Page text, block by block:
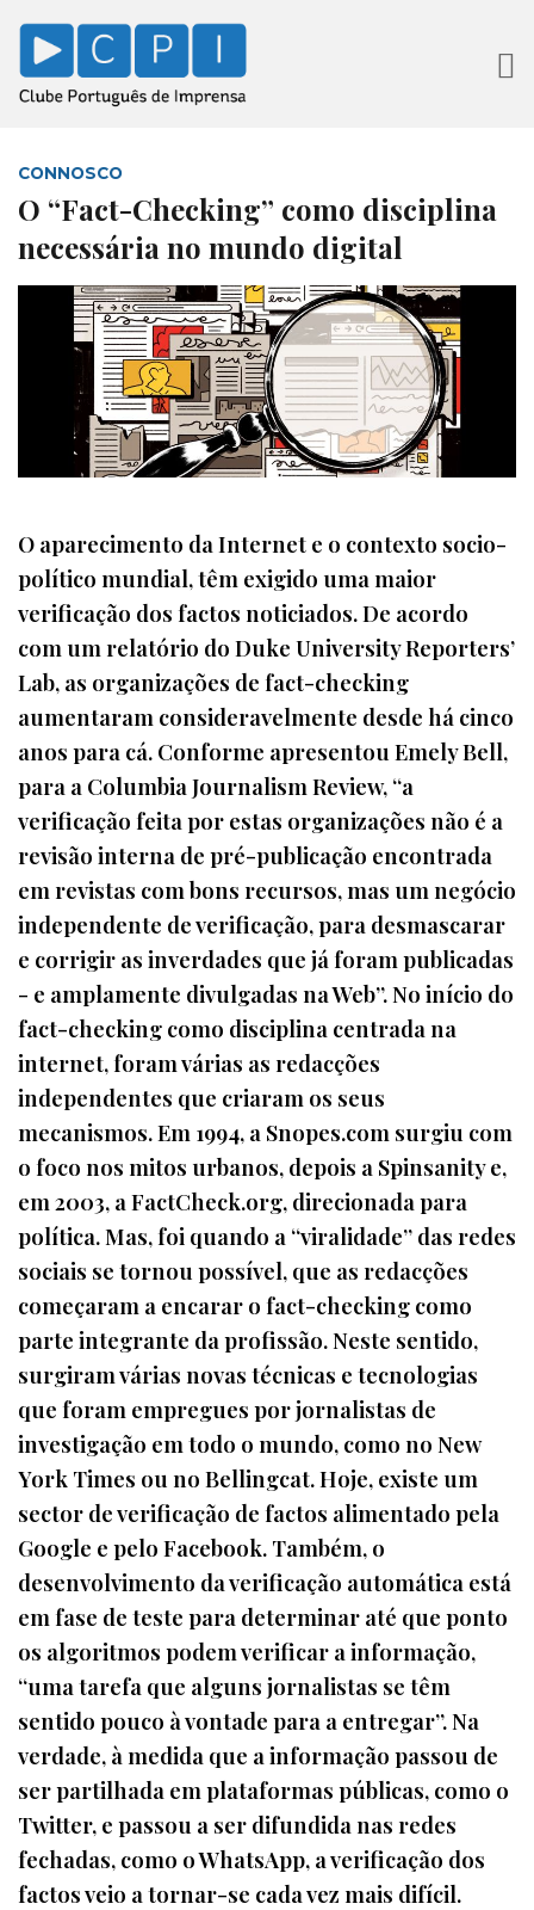
CONNOSCO
O “Fact-Checking” como disciplina
necessária no mundo digital
O aparecimento da Internet e o contexto socio-
político mundial, têm exigido uma maior
verificação dos factos noticiados. De acordo
com um relatório do Duke University Reporters’
Lab, as organizações de fact-checking
aumentaram consideravelmente desde há cinco
anos para cá. Conforme apresentou Emely Bell,
para a Columbia Journalism Review, “a
verificação feita por estas organizações não é a
revisão interna de pré-publicação encontrada
em revistas com bons recursos, mas um negócio
independente de verificação, para desmascarar
e corrigir as inverdades que já foram publicadas
- e amplamente divulgadas na Web”. No início do
fact-checking como disciplina centrada na
internet, foram várias as redacções
independentes que criaram os seus
mecanismos. Em 1994, a Snopes.com surgiu com
o foco nos mitos urbanos, depois a Spinsanity e,
em 2003, a FactCheck.org, direcionada para
política. Mas, foi quando a “viralidade” das redes
sociais se tornou possível, que as redacções
começaram a encarar o fact-checking como
parte integrante da profissão. Neste sentido,
surgiram várias novas técnicas e tecnologias
que foram empregues por jornalistas de
investigação em todo o mundo, como no New
York Times ou no Bellingcat. Hoje, existe um
sector de verificação de factos alimentado pela
Google e pelo Facebook. Também, o
desenvolvimento da verificação automática está
em fase de teste para determinar até que ponto
os algoritmos podem verificar a informação,
“uma tarefa que alguns jornalistas se têm
sentido pouco à vontade para a entregar”. Na
verdade, à medida que a informação passou de
ser partilhada em plataformas públicas, como o
Twitter, e passou a ser difundida nas redes
fechadas, como o WhatsApp, a verificação dos
factos veio a tornar-se cada vez mais difícil.